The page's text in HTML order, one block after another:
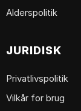
Alderspolitik
JURIDISK
Privatlivspolitik
Vilkår for brug